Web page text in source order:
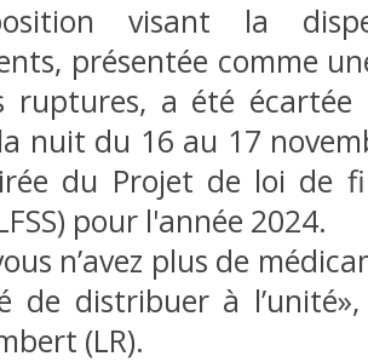
visant la
présentée comme
ruptures, a été
nuit du 16 au 17
du Projet de loi de
pour l'année 2024.
n’avez plus de
de distribuer à
(LR).